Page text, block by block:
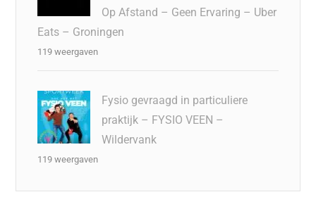
Op Afstand – Geen Ervaring – Uber
Eats – Groningen
119 weergaven
Fysio gevraagd in particuliere
praktijk – FYSIO VEEN –
Wildervank
119 weergaven